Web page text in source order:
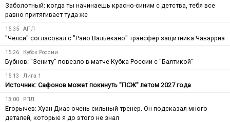
Заболотный: когда ты начинаешь красно-синим с детства, тебя все
равно притягивает туда же
15:35 АПЛ
"Челси" согласовал с "Райо Вальекано" трансфер защитника Чаварриа
15:26 Кубок России
Бубнов: "Зениту" повезло в матче Кубка России с "Балтикой"
15:13 Лига 1
Источник: Сафонов может покинуть "ПСЖ" летом 2027 года
13:00 РПЛ
Егорычев: Хуан Диас очень сильный тренер. Он подсказал много
деталей, которые я до этого не знал